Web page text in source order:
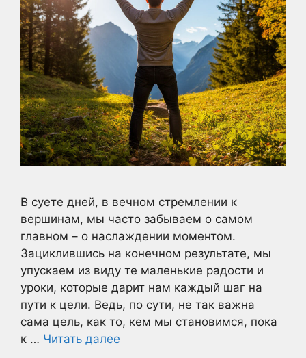
В суете дней, в вечном стремлении к
вершинам, мы часто забываем о самом
главном – о наслаждении моментом.
Зациклившись на конечном результате, мы
упускаем из виду те маленькие радости и
уроки, которые дарит нам каждый шаг на
пути к цели. Ведь, по сути, не так важна
сама цель, как то, кем мы становимся, пока
к … Читать далее